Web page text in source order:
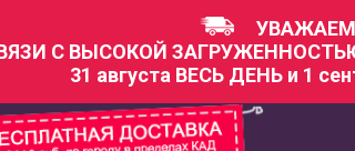
С ВЫСОКОЙ
31 августа ВЕСЬ ДЕНЬ и 1